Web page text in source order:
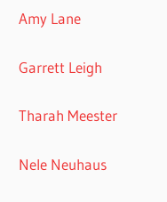
Amy Lane
Garrett Leigh
Tharah Meester
Nele Neuhaus